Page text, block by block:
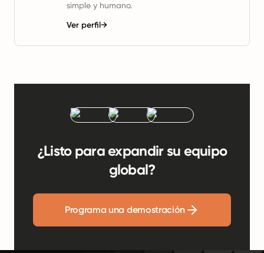
simple y humano.
Ver perfil→
¿Listo para expandir su equipo
global?
Programa una demostración